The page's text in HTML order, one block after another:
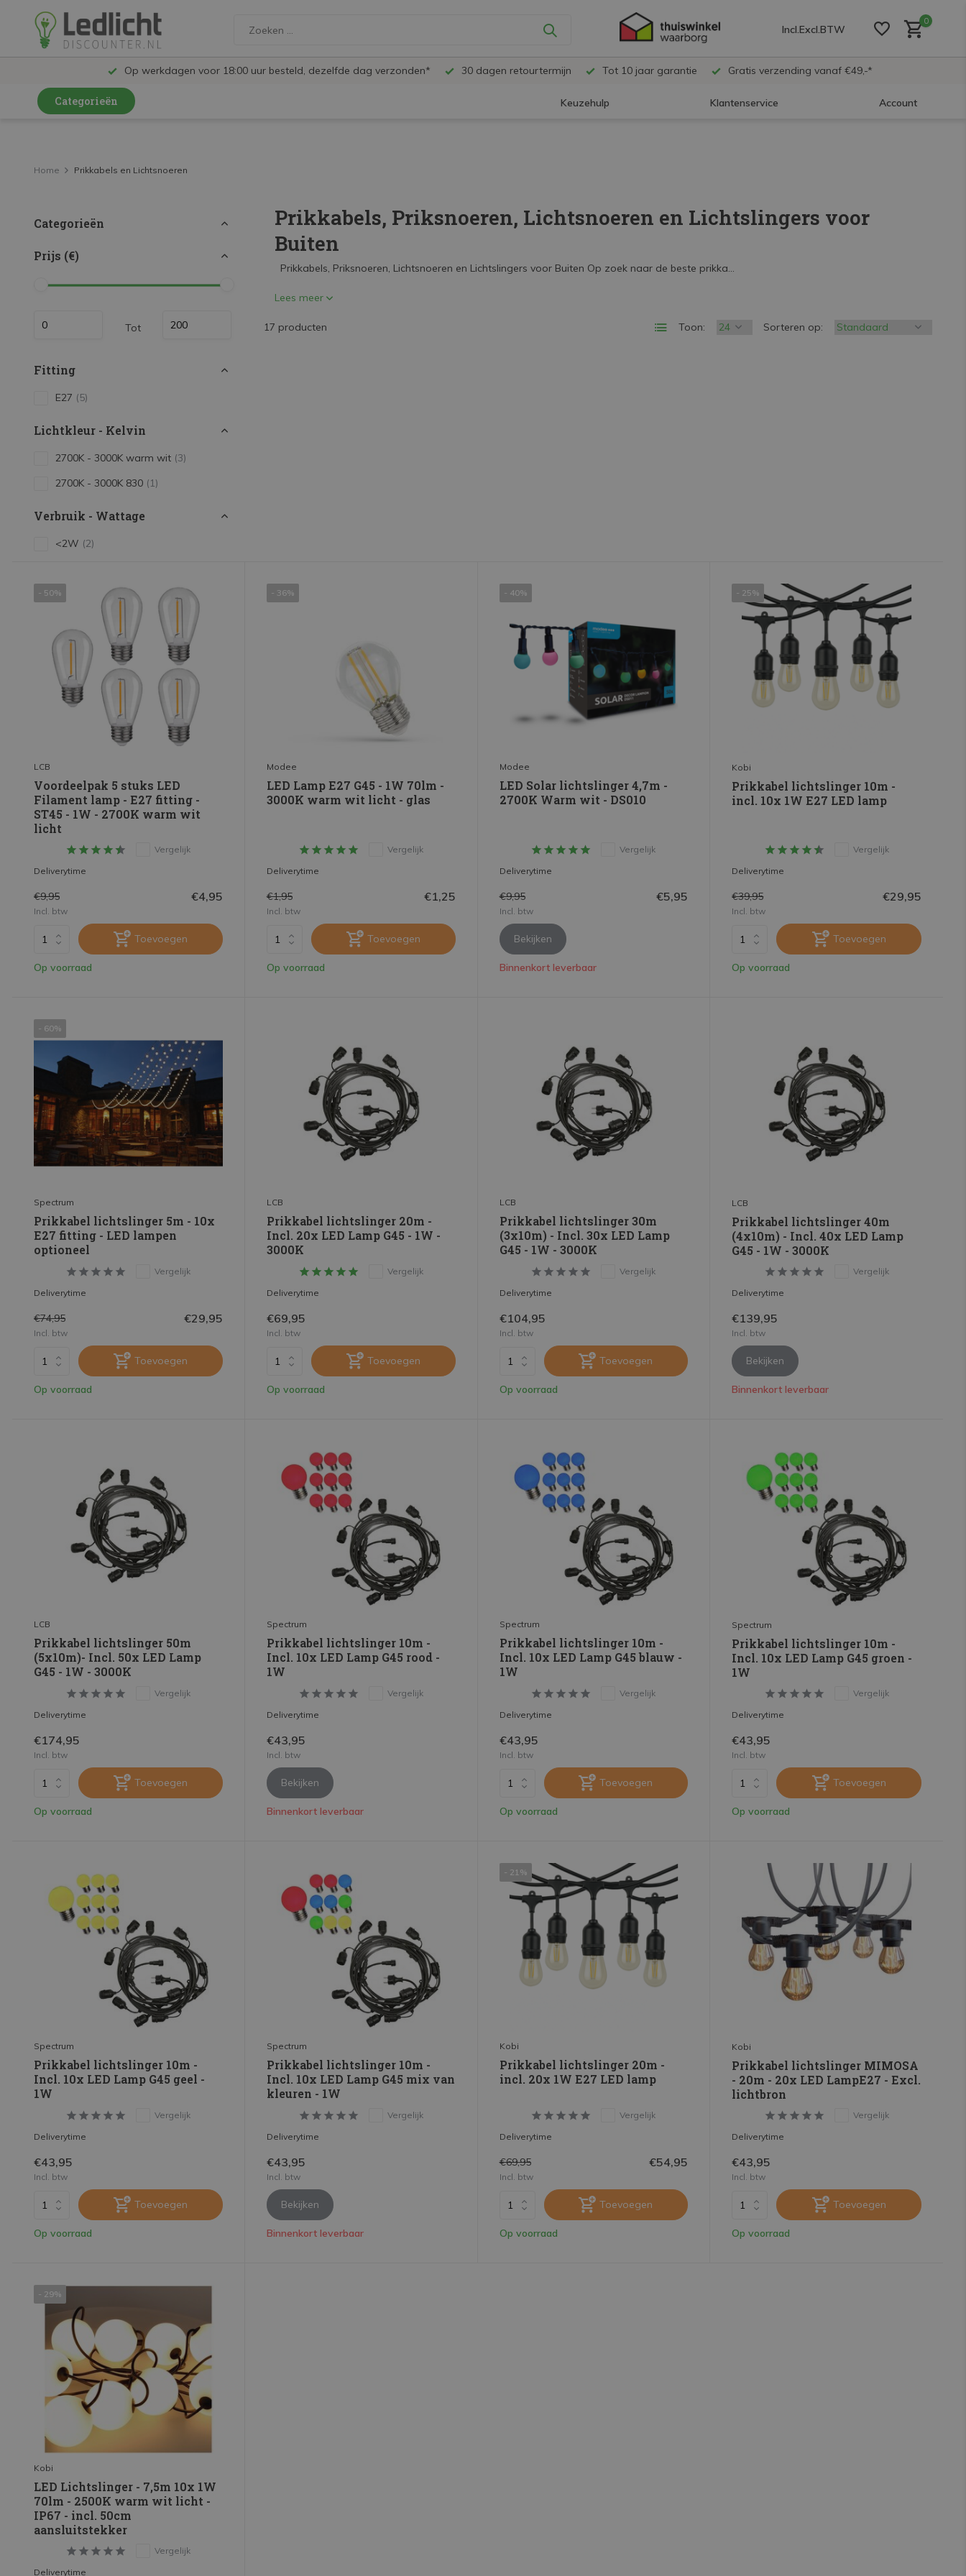
Incl.Excl.BTW
0
Op werkdagen voor 18:00 uur besteld, dezelfde dag verzonden* 30 dagen retourtermijn Tot 10 jaar garantie Gratis verzending vanaf €49,-*
Categorieën Keuzehulp Klantenservice Account
LED Railspots
LED TL
LED Plafondlampen en Wandlampen
Installatiemateriaal
Mega Sale
Verduurzaming
LED TL verlichting
Home Prikkabels en Lichtsnoeren
Categorieën
Prijs (€)
Tot
Fitting
E27 (5)
Lichtkleur - Kelvin
2700K - 3000K warm wit (3)
2700K - 3000K 830 (1)
Verbruik - Wattage
<2W (2)
Prikkabels, Priksnoeren, Lichtsnoeren en Lichtslingers voor
Buiten
Prikkabels, Priksnoeren, Lichtsnoeren en Lichtslingers voor Buiten Op zoek naar de beste prikka...
Lees meer
17 producten Toon: Sorteren op:
- 50%
LCB
Voordeelpak 5 stuks LED
Filament lamp - E27 fitting -
ST45 - 1W - 2700K warm wit
licht
Vergelijk
Deliverytime
€9,95 €4,95
Incl. btw
Toevoegen
Op voorraad
- 36%
Modee
LED Lamp E27 G45 - 1W 70lm -
3000K warm wit licht - glas
Vergelijk
Deliverytime
€1,95 €1,25
Incl. btw
Toevoegen
Op voorraad
- 40%
Modee
LED Solar lichtslinger 4,7m -
2700K Warm wit - DS010
Vergelijk
Deliverytime
€9,95 €5,95
Incl. btw
Bekijken
Binnenkort leverbaar
- 25%
Kobi
Prikkabel lichtslinger 10m -
incl. 10x 1W E27 LED lamp
Vergelijk
Deliverytime
€39,95 €29,95
Incl. btw
Toevoegen
Op voorraad
- 60%
Spectrum
Prikkabel lichtslinger 5m - 10x
E27 fitting - LED lampen
optioneel
Vergelijk
Deliverytime
€74,95 €29,95
Incl. btw
Toevoegen
Op voorraad
LCB
Prikkabel lichtslinger 20m -
Incl. 20x LED Lamp G45 - 1W -
3000K
Vergelijk
Deliverytime
€69,95
Incl. btw
Toevoegen
Op voorraad
LCB
Prikkabel lichtslinger 30m
(3x10m) - Incl. 30x LED Lamp
G45 - 1W - 3000K
Vergelijk
Deliverytime
€104,95
Incl. btw
Toevoegen
Op voorraad
LCB
Prikkabel lichtslinger 40m
(4x10m) - Incl. 40x LED Lamp
G45 - 1W - 3000K
Vergelijk
Deliverytime
€139,95
Incl. btw
Bekijken
Binnenkort leverbaar
LCB
Prikkabel lichtslinger 50m
(5x10m)- Incl. 50x LED Lamp
G45 - 1W - 3000K
Vergelijk
Deliverytime
€174,95
Incl. btw
Toevoegen
Op voorraad
Spectrum
Prikkabel lichtslinger 10m -
Incl. 10x LED Lamp G45 rood -
1W
Vergelijk
Deliverytime
€43,95
Incl. btw
Bekijken
Binnenkort leverbaar
Spectrum
Prikkabel lichtslinger 10m -
Incl. 10x LED Lamp G45 blauw -
1W
Vergelijk
Deliverytime
€43,95
Incl. btw
Toevoegen
Op voorraad
Spectrum
Prikkabel lichtslinger 10m -
Incl. 10x LED Lamp G45 groen -
1W
Vergelijk
Deliverytime
€43,95
Incl. btw
Toevoegen
Op voorraad
Spectrum
Prikkabel lichtslinger 10m -
Incl. 10x LED Lamp G45 geel -
1W
Vergelijk
Deliverytime
€43,95
Incl. btw
Toevoegen
Op voorraad
Spectrum
Prikkabel lichtslinger 10m -
Incl. 10x LED Lamp G45 mix van
kleuren - 1W
Vergelijk
Deliverytime
€43,95
Incl. btw
Bekijken
Binnenkort leverbaar
- 21%
Kobi
Prikkabel lichtslinger 20m -
incl. 20x 1W E27 LED lamp
Vergelijk
Deliverytime
€69,95 €54,95
Incl. btw
Toevoegen
Op voorraad
Kobi
Prikkabel lichtslinger MIMOSA
- 20m - 20x LED LampE27 - Excl.
lichtbron
Vergelijk
Deliverytime
€43,95
Incl. btw
Toevoegen
Op voorraad
- 29%
Kobi
LED Lichtslinger - 7,5m 10x 1W
70lm - 2500K warm wit licht -
IP67 - incl. 50cm
aansluitstekker
Vergelijk
Deliverytime